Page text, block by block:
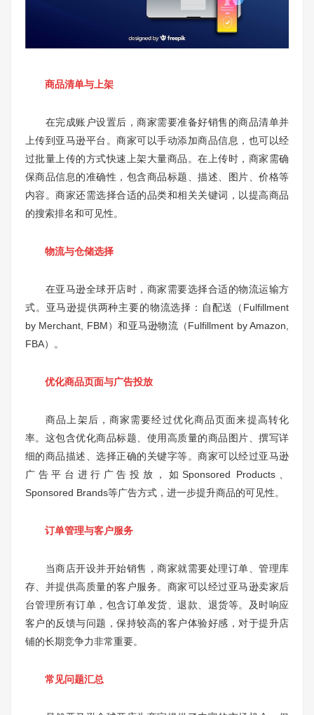
商品清单与上架
在完成账户设置后，商家需要准备好销售的商品清单并
上传到亚马逊平台。商家可以手动添加商品信息，也可以经
过批量上传的方式快速上架大量商品。在上传时，商家需确
保商品信息的准确性，包含商品标题、描述、图片、价格等
内容。商家还需选择合适的品类和相关关键词，以提高商品
的搜索排名和可见性。
物流与仓储选择
在亚马逊全球开店时，商家需要选择合适的物流运输方
式。亚马逊提供两种主要的物流选择：自配送（Fulfillment
by Merchant, FBM）和亚马逊物流（Fulfillment by Amazon,
FBA）。
优化商品页面与广告投放
商品上架后，商家需要经过优化商品页面来提高转化
率。这包含优化商品标题、使用高质量的商品图片、撰写详
细的商品描述、选择正确的关键字等。商家可以经过亚马逊
广告平台进行广告投放，如Sponsored Products、
Sponsored Brands等广告方式，进一步提升商品的可见性。
订单管理与客户服务
当商店开设并开始销售，商家就需要处理订单、管理库
存、并提供高质量的客户服务。商家可以经过亚马逊卖家后
台管理所有订单，包含订单发货、退款、退货等。及时响应
客户的反馈与问题，保持较高的客户体验好感，对于提升店
铺的长期竞争力非常重要。
常见问题汇总